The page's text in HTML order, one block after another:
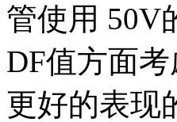
管使用 50V
DF值方面
更好的表现